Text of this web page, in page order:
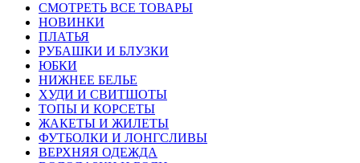
СМОТРЕТЬ ВСЕ ТОВАРЫ
НОВИНКИ
ПЛАТЬЯ
РУБАШКИ И БЛУЗКИ
ЮБКИ
НИЖНЕЕ БЕЛЬЕ
ХУДИ И СВИТШОТЫ
ТОПЫ И КОРСЕТЫ
ЖАКЕТЫ И ЖИЛЕТЫ
ФУТБОЛКИ И ЛОНГСЛИВЫ
ВЕРХНЯЯ ОДЕЖДА